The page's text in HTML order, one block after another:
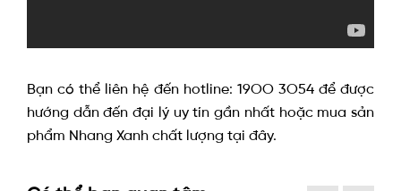
Bạn có thể liên hệ đến hotline: 19OO 3O54 để được
hướng dẫn đến đại lý uy tín gần nhất hoặc mua sản
phẩm Nhang Xanh chất lượng tại đây.